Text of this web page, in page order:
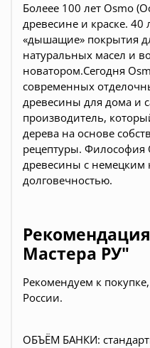
Болеее 100 лет Osmo
древесине и краске. 40
«дышащие» покрытия
натуральных масел и
новатором.Сегодня
современных
древесины для дома и
производитель,
дерева на основе
рецептуры. Философия
древесины с немецким
долговечностью.
Мастера РУ"
Рекомендуем к
России.
ОБЪЁМ БАНКИ: